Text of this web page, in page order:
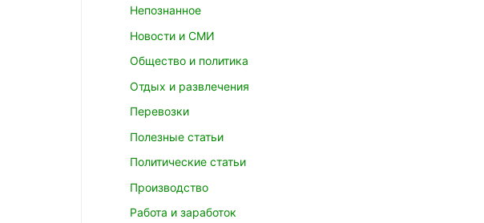
Непознанное
Новости и СМИ
Общество и политика
Отдых и развлечения
Перевозки
Полезные статьи
Политические статьи
Производство
Работа и заработок